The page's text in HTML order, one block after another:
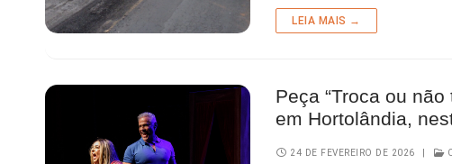
LEIA MAIS →
Peça “Troca ou
em Hortolândia,
24 DE FEVEREIRO DE 2026